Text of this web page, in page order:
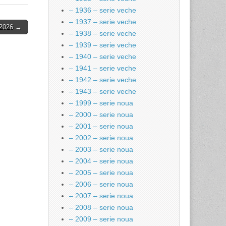
→
– 1936 – serie veche
– 1937 – serie veche
– 1938 – serie veche
– 1939 – serie veche
– 1940 – serie veche
– 1941 – serie veche
– 1942 – serie veche
– 1943 – serie veche
– 1999 – serie noua
– 2000 – serie noua
– 2001 – serie noua
– 2002 – serie noua
– 2003 – serie noua
– 2004 – serie noua
– 2005 – serie noua
– 2006 – serie noua
– 2007 – serie noua
– 2008 – serie noua
– 2009 – serie noua